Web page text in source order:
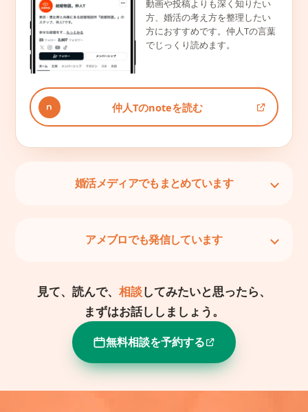
動画や投稿よりも深く知りたい
方、婚活の考え方を整理したい
方におすすめです。仲人Tの言葉
でじっくり読めます。
仲人Tのnoteを読む
婚活メディアでもまとめています
アメブロでも発信しています
見て、読んで、 相談してみたいと思ったら、
まずはお話ししましょう。
無料相談を予約する